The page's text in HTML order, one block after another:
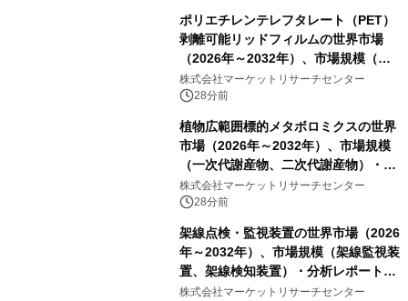
ポリエチレンテレフタレート（PET）
剥離可能リッドフィルムの世界市場
（2026年～2032年）、市場規模（ヒ
ートシールタイプ、コールドシールタ
イプ、粘着タイプ）・分析レポートを
発表
株式会社マーケットリサーチセンター
28分前
植物広範囲標的メタボロミクスの世界
市場（2026年～2032年）、市場規模
（一次代謝産物、二次代謝産物）・分
析レポートを発表
株式会社マーケットリサーチセンター
28分前
架線点検・監視装置の世界市場（2026
年～2032年）、市場規模（架線監視装
置、架線検知装置）・分析レポートを
発表
株式会社マーケットリサーチセンター